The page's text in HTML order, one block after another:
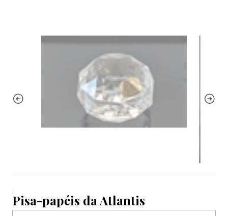
|
Pisa-papéis da Atlantis